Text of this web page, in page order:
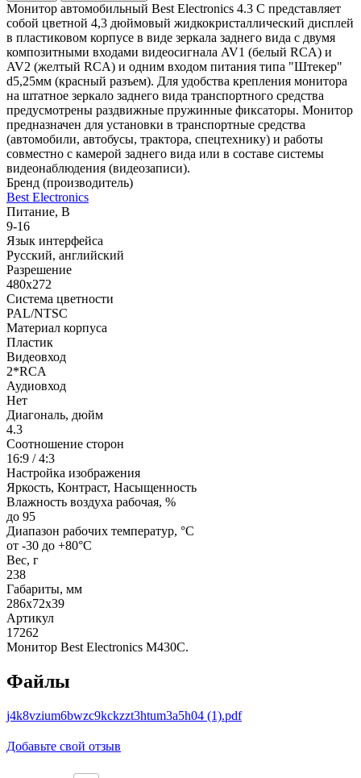
Монитор автомобильный Вest Electronics 4.3 C представляет
собой цветной 4,3 дюймовый жидкокристаллический дисплей
в пластиковом корпусе в виде зеркала заднего вида с двумя
композитными входами видеосигнала AV1 (белый RCA) и
AV2 (желтый RCA) и одним входом питания типа "Штекер"
d5,25мм (красный разъем). Для удобства крепления монитора
на штатное зеркало заднего вида транспортного средства
предусмотрены раздвижные пружинные фиксаторы. Монитор
предназначен для установки в транспортные средства
(автомобили, автобусы, трактора, спецтехнику) и работы
совместно с камерой заднего вида или в составе системы
видеонаблюдения (видеозаписи).
Бренд (производитель)
Best Electronics
Питание, В
9-16
Язык интерфейса
Русский, английский
Разрешение
480x272
Система цветности
PAL/NTSC
Материал корпуса
Пластик
Видеовход
2*RCA
Аудиовход
Нет
Диагональ, дюйм
4.3
Соотношение сторон
16:9 / 4:3
Настройка изображения
Яркость, Контраст, Насыщенность
Влажность воздуха рабочая, %
до 95
Диапазон рабочих температур, °С
от -30 до +80°С
Вес, г
238
Габариты, мм
286х72х39
Артикул
17262
Монитор Best Electronics M430C.
Файлы
j4k8vzium6bwzc9kckzzt3htum3a5h04 (1).pdf
Добавьте свой отзыв